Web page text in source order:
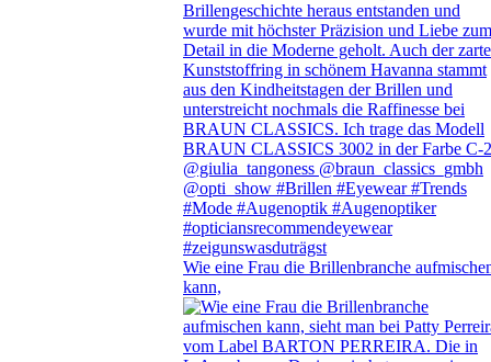
Wie eine Frau die Brillenbranche
kann,